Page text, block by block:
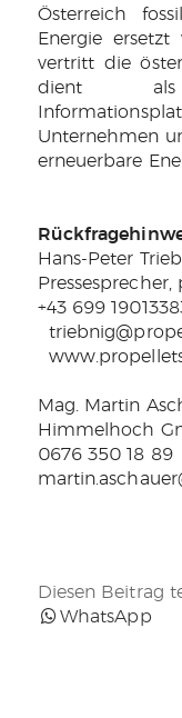
Österreich
Energie
vertritt die
dient als
Unternehmen
erneuerbare
Hans-Peter
+43 699
Mag. Martin
Himmelhoch
0676 350 18 89
Diesen Beitrag
WhatsApp